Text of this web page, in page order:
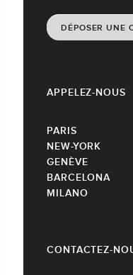
CONTACTEZ-
DÉPOSER UNE
APPELEZ-NOUS
PARIS
NEW-YORK
GENÈVE
BARCELONA
MILANO